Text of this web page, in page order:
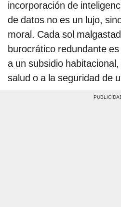
incorporación de
de datos no es un lujo,
moral. Cada sol
burocrático redundante
a un subsidio
salud o a la seguridad de